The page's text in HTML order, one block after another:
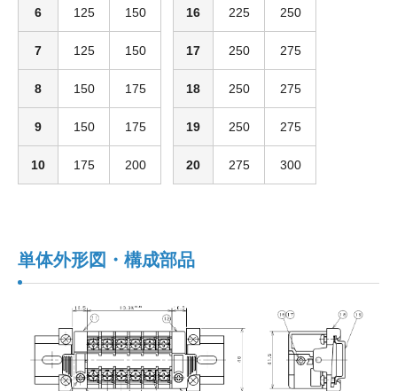
6 125 150
7 125 150
8 150 175
9 150 175
10 175 200
16 225 250
17 250 275
18 250 275
19 250 275
20 275 300
単体外形図・構成部品